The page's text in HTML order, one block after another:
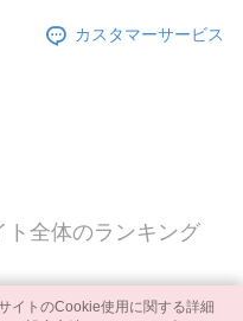
カスタマーサービス
ト全体のランキング
イトのCookie使用に関する詳細